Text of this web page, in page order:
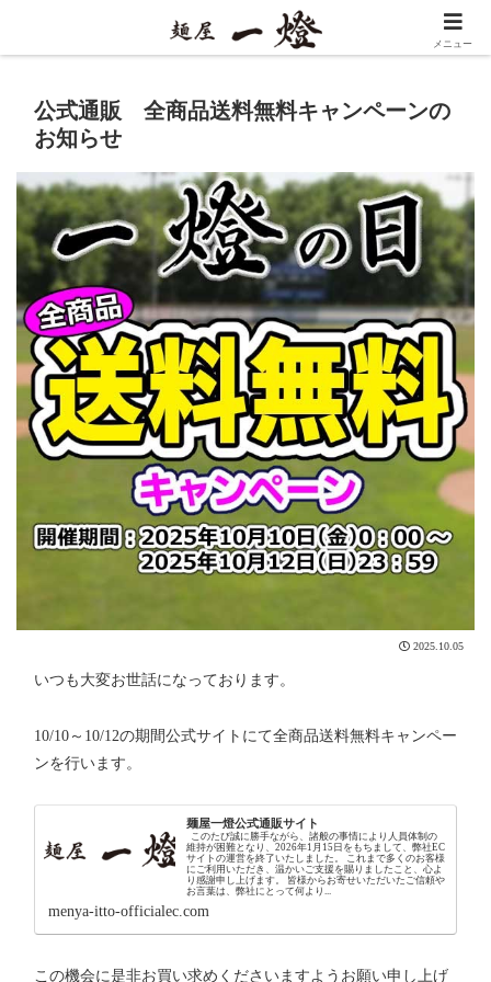
公式通販 全商品送料無料キャンペーンの
お知らせ
2025.10.05
いつも大変お世話になっております。
10/10～10/12の期間公式サイトにて全商品送料無料キャンペー
ンを行います。
麺屋一燈公式通販サイト
このたび誠に勝手ながら、諸般の事情により人員体制の
維持が困難となり、2026年1月15日をもちまして、弊社EC
サイトの運営を終了いたしました。 これまで多くのお客様
にご利用いただき、温かいご支援を賜りましたこと、心よ
り感謝申し上げます。 皆様からお寄せいただいたご信頼や
お言葉は、弊社にとって何より...
menya-itto-officialec.com
この機会に是非お買い求めくださいますようお願い申し上げ
メニュー